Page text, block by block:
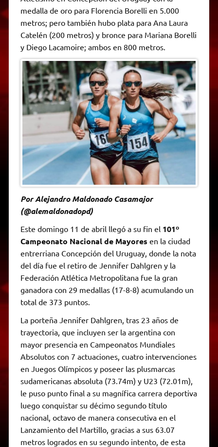
A
p
p
r
a
m
e
r
o
k
g
e
i
n
k
r
i
n
d
l
y
medalla de oro para Florencia Borelli en 5.000
metros; pero también hubo plata para Ana Laura
Catelén (200 metros) y bronce para Mariana Borelli
y Diego Lacamoire; ambos en 800 metros.
Por Alejandro Maldonado Casamajor
(@alemaldonadopd)
Este domingo 11 de abril llegó a su fin el 101º
Campeonato Nacional de Mayores en la ciudad
entrerriana Concepción del Uruguay, donde la nota
del día fue el retiro de Jennifer Dahlgren y la
Federación Atlética Metropolitana fue la gran
ganadora con 29 medallas (17-8-8) acumulando un
total de 373 puntos.
La porteña Jennifer Dahlgren, tras 23 años de
trayectoria, que incluyen ser la argentina con
mayor presencia en Campeonatos Mundiales
Absolutos con 7 actuaciones, cuatro intervenciones
en Juegos Olímpicos y poseer las plusmarcas
sudamericanas absoluta (73.74m) y U23 (72.01m),
le puso punto final a su magnífica carrera deportiva
luego conquistar su décimo segundo título
nacional, octavo de manera consecutiva en el
Lanzamiento del Martillo, gracias a sus 63.07
metros logrados en su segundo intento, de esta